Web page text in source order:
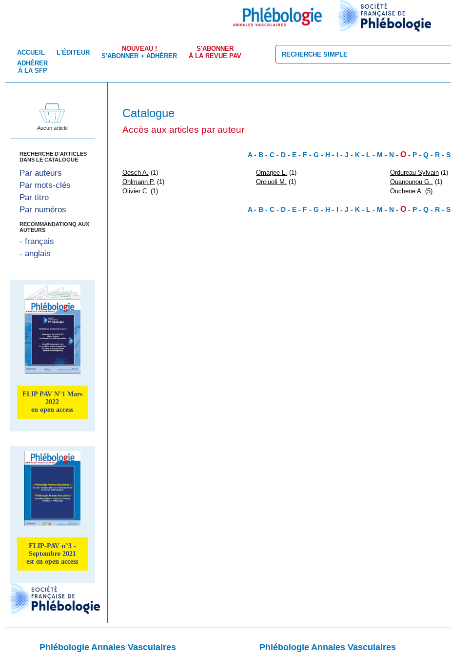
ACCUEIL L'ÉDITEUR
NOUVEAU !
S'ABONNER + ADHÉRER
S'ABONNER
À LA REVUE PAV
ADHÉRER
À LA SFP
Aucun article
RECHERCHE D'ARTICLES
DANS LE CATALOGUE
Par auteurs
Par mots-clés
Par titre
Par numéros
RECOMMANDATIONQ AUX
AUTEURS
- français
- anglais
FLIP PAV N°1 Mars
2022
en open access
FLIP-PAV n°3 -
Septembre 2021
est en open access
Catalogue
Accès aux articles par auteur
A- B -C - D - E - F -G - H - I -J - K - L - M - N -O - P -Q - R -S
Oesch A. (1)
Ohlmann P. (1)
Olivier C. (1)
Omarjee L. (1)
Orciuoli M. (1)
Ordureau Sylvain(1)
Ouanounou G.. (1)
Ouchene A. (5)
A- B -C - D - E - F -G - H - I -J - K - L - M - N -O - P -Q - R -S
Phlébologie Annales Vasculaires Phlébologie Annales Vasculaires